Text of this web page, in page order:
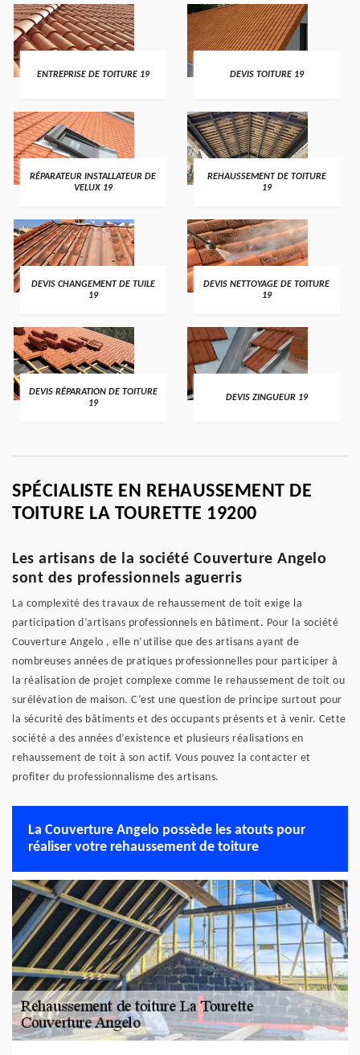
ENTREPRISE DE TOITURE 19 DEVIS TOITURE 19
RÉPARATEUR INSTALLATEUR DE
VELUX 19
REHAUSSEMENT DE TOITURE
19
DEVIS CHANGEMENT DE TUILE
19
DEVIS NETTOYAGE DE TOITURE
19
DEVIS RÉPARATION DE TOITURE
19
DEVIS ZINGUEUR 19
SPÉCIALISTE EN REHAUSSEMENT DE
TOITURE LA TOURETTE 19200
Les artisans de la société Couverture Angelo
sont des professionnels aguerris
La complexité des travaux de rehaussement de toit exige la
participation d’artisans professionnels en bâtiment. Pour la société
Couverture Angelo , elle n’utilise que des artisans ayant de
nombreuses années de pratiques professionnelles pour participer à
la réalisation de projet complexe comme le rehaussement de toit ou
surélévation de maison. C’est une question de principe surtout pour
la sécurité des bâtiments et des occupants présents et à venir. Cette
société a des années d’existence et plusieurs réalisations en
rehaussement de toit à son actif. Vous pouvez la contacter et
profiter du professionnalisme des artisans.
La Couverture Angelo possède les atouts pour
réaliser votre rehaussement de toiture